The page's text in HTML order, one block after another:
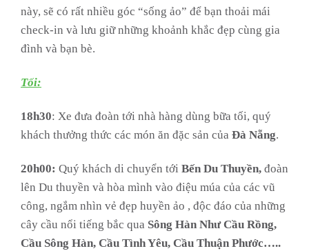
này, sẽ có rất nhiều góc “sống ảo” để bạn thoải mái
check-in và lưu giữ những khoảnh khắc đẹp cùng gia
đình và bạn bè.
Tối:
18h30: Xe đưa đoàn tới nhà hàng dùng bữa tối, quý
khách thưởng thức các món ăn đặc sản của Đà Nẵng.
20h00: Quý khách di chuyển tới Bến Du Thuyền, đoàn
lên Du thuyền và hòa mình vào điệu múa của các vũ
công, ngắm nhìn vẻ đẹp huyền ảo , độc đáo của những
cây cầu nổi tiếng bắc qua Sông Hàn Như Cầu Rồng,
Cầu Sông Hàn, Cầu Tình Yêu, Cầu Thuận Phước…..